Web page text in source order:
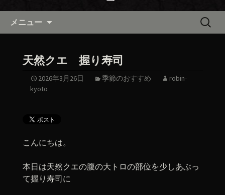
メニュー
検
天然クエ 握り寿司
2026年3月26日 季節のおすすめ
robin-
kyoto
こんにちは。
本日は天然クエの腹の大トロの部位を少しあぶっ
て握り寿司に